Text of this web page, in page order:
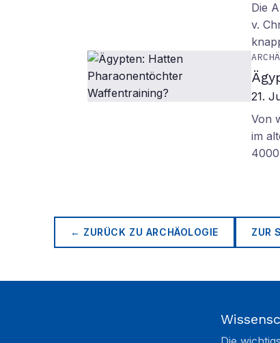
Die
v.
21.
Von
im
← ZURÜCK ZU ARCHÄOLOGIE ZUR